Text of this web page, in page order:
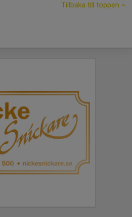
Tillbaka till toppen